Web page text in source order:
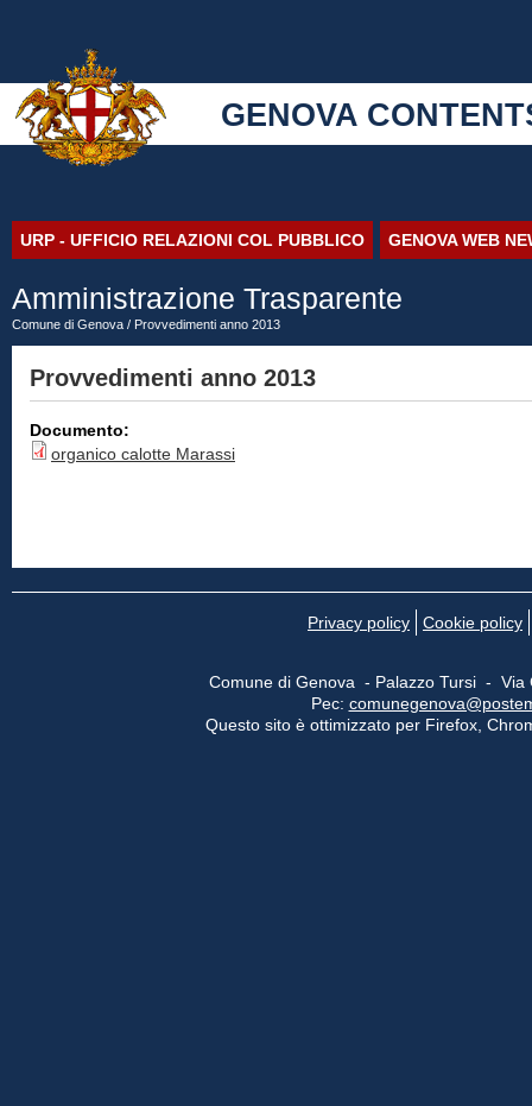
GENOVA
URP - UFFICIO RELAZIONI COL PUBBLICO GENOVA WEB
Amministrazione Trasparente
Comune di Genova / Provvedimenti anno 2013
Provvedimenti anno 2013
Documento:
organico calotte Marassi
Privacy policy Cookie policy
Comune di Genova - Palazzo Tursi -
Pec:
Questo sito è ottimizzato per Firefox,